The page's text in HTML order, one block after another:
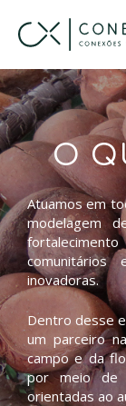
O
Atuamos em
modelagem
comunitários
inovadoras.
Dentro desse
um parceiro
campo e da
por meio de
orientadas ao